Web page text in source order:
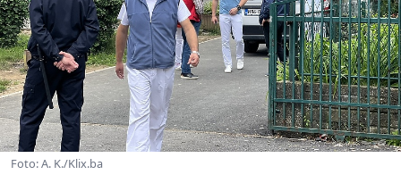
Foto: A. K./Klix.ba